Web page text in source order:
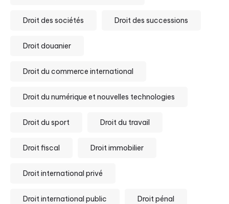
Droit des sociétés Droit des successions
Droit douanier
Droit du commerce international
Droit du numérique et nouvelles technologies
Droit du sport Droit du travail
Droit fiscal Droit immobilier
Droit international privé
Droit international public Droit pénal